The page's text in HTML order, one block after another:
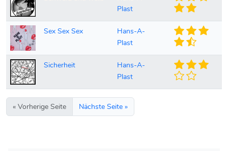
Plast
Sex Sex Sex
Hans-A-
Plast
Sicherheit
Hans-A-
Plast
« Vorherige Seite Nächste Seite »